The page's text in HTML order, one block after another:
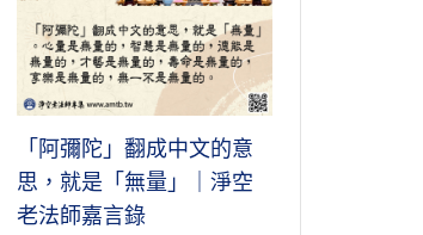
「阿彌陀」翻成中文的意
思，就是「無量」｜淨空
老法師嘉言錄